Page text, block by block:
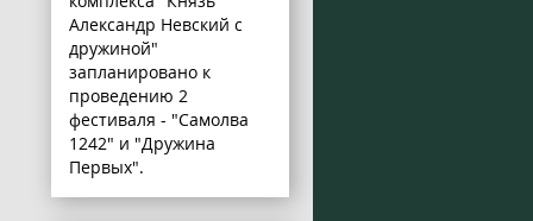
Александр Невский с
дружиной"
запланировано к
проведению 2
фестиваля - "Самолва
1242" и "Дружина
Первых".